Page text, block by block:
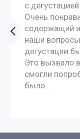
Экскурсии
с
Очень
содержащий
наши
дегустации
Это вызвало
смогли
было...